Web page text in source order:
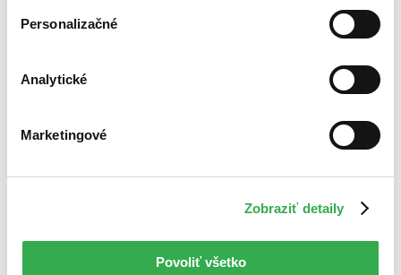
Personalizačné
Analytické
Marketingové
Zobraziť detaily
Povoliť všetko